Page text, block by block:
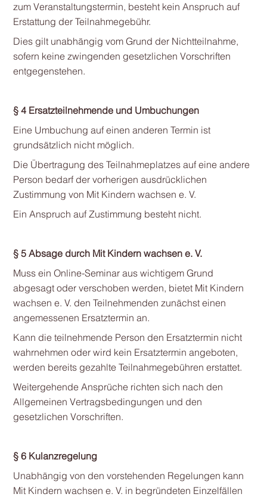
zum Veranstaltungstermin, besteht kein Anspruch auf
Erstattung der Teilnahmegebühr.
Dies gilt unabhängig vom Grund der Nichtteilnahme,
sofern keine zwingenden gesetzlichen Vorschriften
entgegenstehen.
§ 4 Ersatzteilnehmende und Umbuchungen
Eine Umbuchung auf einen anderen Termin ist
grundsätzlich nicht möglich.
Die Übertragung des Teilnahmeplatzes auf eine andere
Person bedarf der vorherigen ausdrücklichen
Zustimmung von Mit Kindern wachsen e. V.
Ein Anspruch auf Zustimmung besteht nicht.
§ 5 Absage durch Mit Kindern wachsen e. V.
Muss ein Online-Seminar aus wichtigem Grund
abgesagt oder verschoben werden, bietet Mit Kindern
wachsen e. V. den Teilnehmenden zunächst einen
angemessenen Ersatztermin an.
Kann die teilnehmende Person den Ersatztermin nicht
wahrnehmen oder wird kein Ersatztermin angeboten,
werden bereits gezahlte Teilnahmegebühren erstattet.
Weitergehende Ansprüche richten sich nach den
Allgemeinen Vertragsbedingungen und den
gesetzlichen Vorschriften.
§ 6 Kulanzregelung
Unabhängig von den vorstehenden Regelungen kann
Mit Kindern wachsen e. V. in begründeten Einzelfällen